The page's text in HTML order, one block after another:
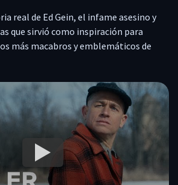
real de Ed Gein, el infame asesino y
que sirvió como inspiración para
más macabros y emblemáticos de